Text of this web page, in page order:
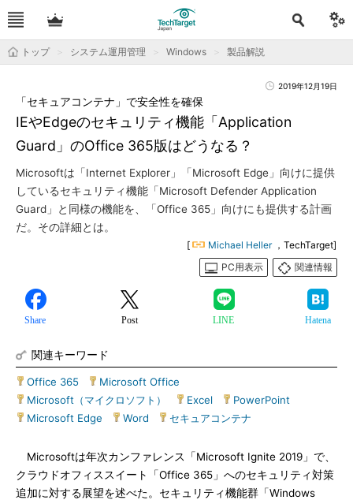
トップ システム運用管理 Windows 製品解説
2019年12月19日
IEやEdgeのセキュリティ機能「Application
Guard」のOffice 365版はどうなる？
「セキュアコンテナ」で安全性を確保
Microsoftは「Internet Explorer」「Microsoft Edge」向けに提供
しているセキュリティ機能「Microsoft Defender Application
Guard」と同様の機能を、「Office 365」向けにも提供する計画
だ。その詳細とは。
[ Michael Heller ，TechTarget]
PC用表示
関連情報
Share Post LINE Hatena
関連キーワード
Office 365 Microsoft Office
Microsoft（マイクロソフト）
Excel PowerPoint
Microsoft Edge
Word セキュアコンテナ
Microsoftは年次カンファレンス「Microsoft Ignite 2019」で、
クラウドオフィススイート「Office 365」へのセキュリティ対策
追加に対する展望を述べた。セキュリティ機能群「Windows